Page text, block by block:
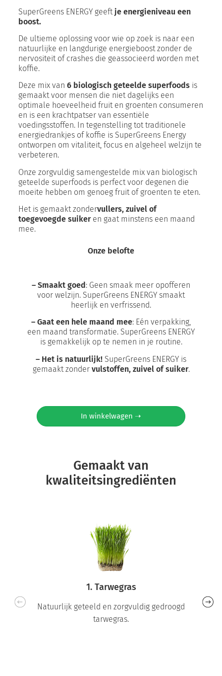
SuperGreens ENERGY geeftje energieniveau een
boost.
De ultieme oplossing voor wie op zoek is naar een
natuurlijke en langdurige energieboost zonder de
nervositeit of crashes die geassocieerd worden met
koffie.
Deze mix van 6 biologisch geteelde superfoodsis
gemaakt voor mensen die niet dagelijks een
optimale hoeveelheid fruit en groenten consumeren
en is een krachtpatser van essentiële
voedingsstoffen. In tegenstelling tot traditionele
energiedrankjes of koffie is SuperGreens Energy
ontworpen om vitaliteit, focus en algeheel welzijn te
verbeteren.
Onze zorgvuldig samengestelde mix van biologisch
geteelde superfoods is perfect voor degenen die
moeite hebben om genoeg fruit of groenten te eten.
Het is gemaakt zondervullers, zuivel of
toegevoegde suikeren gaat minstens een maand
mee.
Onze belofte
– Smaakt goed: Geen smaak meer opofferen
voor welzijn. SuperGreens ENERGY smaakt
heerlijk en verfrissend.
– Gaat een hele maand mee: Eén verpakking,
een maand transformatie. SuperGreens ENERGY
is gemakkelijk op te nemen in je routine.
– Het is natuurlijk! SuperGreens ENERGY is
gemaakt zonder vulstoffen, zuivel of suiker.
In winkelwagen ➝
Gemaakt van
kwaliteitsingrediënten
1. Tarwegras
Natuurlijk geteeld en zorgvuldig gedroogd
tarwegras.